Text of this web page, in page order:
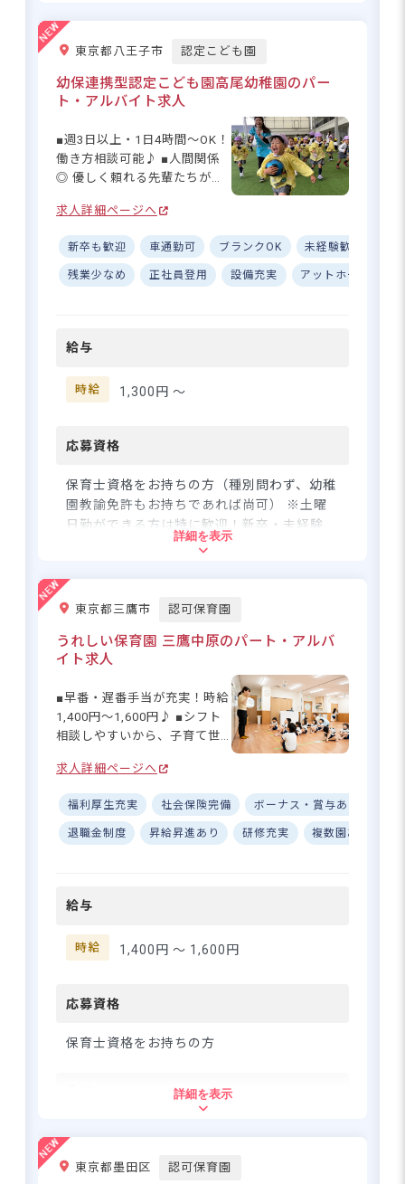
JR五日市線「秋川駅」より車で7分／各
線「拝島駅」より車で12分
＜バス＞
JR青梅線「福生」駅より西東京バス（永
田橋経由の各線）乗車
バス停「草花」または「門前」下車、徒
歩10分
※車・バイク・自転車通勤OK（駐車場・
無料駐輪場あり）小平市、立川市エリア
も通勤圏内！現在は八王子、羽村、福
さらに詳しい
求人情報へ
登録・相談無料
東京都八王子市 認定こども園
幼保連携型認定こども園高尾幼稚園のパー
ト・アルバイト求人
■週3日以上・1日4時間～OK！
働き方相談可能♪ ■人間関係
◎ 優しく頼れる先輩たちがサ
で快適な保育環境◎ ■無料駐
車場完備！マイカー・バイク
通勤OK♪ ーー【笑顔あふれ
る！アットホームな保育環
員全員で幸せな空間をつくり
かけているのかは、当園で活
躍する先生だけの秘密♪ 少し
見学やシフト相談など気軽に
たも、子どもたちに夢を与え
られる先生になりましょう☆
ーー【チームワークと思いや
りで、働きやすさ抜群の職場
環境】 20～60代まで幅広い世
代が活躍中！複数担任制によ
る負担軽減や、事務職員のサ
ポートで保育に専念できる環
境が整っています。「ミスし
ても優しく指導してくれる」
る」など、先輩たちからの声
からも、アットホームな雰囲
気が伝わってきます。シフト
で、プライベートとの両立も
方も、温かなサポートで安心
してスタートできますよ☆
求人詳細ページへ
新卒も歓迎 車通勤可 ブランクOK 未経験歓迎
残業少なめ 正社員登用 設備充実 アットホーム
給与
時給 1,300円 〜
応募資格
保育士資格をお持ちの方（種別問わず、幼稚
園教諭免許もお持ちであれば尚可） ※土曜
日勤ができる方は特に歓迎！新卒・未経験
者、ブランク期間が長い方もぜひご応募くだ
しています！
住所
東京都八王子市東浅川町515-5
JR中央線・京王電鉄高尾線「高尾駅」ま
たは、JR中央線「西八王子駅」からバス
乗車。京王バス「陵南中学校」下車徒歩
2分
■マイカー、バイク、自転車通勤OK（無
料の駐車場と駐輪場を完備）
育♪
求人情報
紹介を受ける
詳細を表示
東京都三鷹市 認可保育園
うれしい保育園 三鷹中原のパート・アルバ
イト求人
■早番・遅番手当が充実！時給
1,400円～1,600円♪ ■シフト
相談しやすいから、子育て世
があっても安心の研修制度◎
■週2日以上・1日4時間～扶養
内勤務もOK！ ーー【"うれし
い"が溢れる、アットホームな
をつくっています♪ 園名の通
「うれしい」と感じられる場
所づくりを大切にしていま
寧にサポートしてくれるの
してスタートできますよ☆ ー
答えは1つではないという考え
のもと、スタッフ一人ひとり
のアイデアや意見を大切にし
ています。現場の管理者だけ
でなく、介護支援・医療連携
求人詳細ページへ
福利厚生充実 社会保険完備 ボーナス・賞与あり
退職金制度 昇給昇進あり 研修充実 複数園あり
給与
時給 1,400円 〜 1,600円
応募資格
保育士資格をお持ちの方
詳細を表示
東京都墨田区 認可保育園